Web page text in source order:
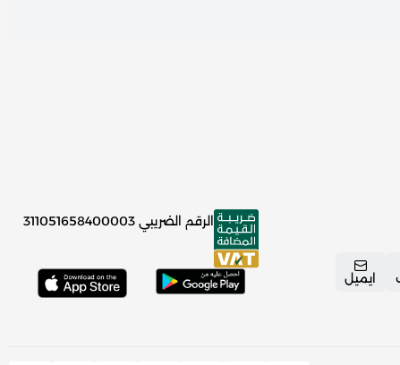
ايميل
الرقم الضريبي 311051658400003